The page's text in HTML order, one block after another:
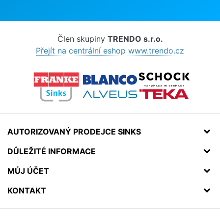
Člen skupiny TRENDO s.r.o.
Přejít na centrální eshop www.trendo.cz
AUTORIZOVANÝ PRODEJCE SINKS
DŮLEŽITÉ INFORMACE
MŮJ ÚČET
KONTAKT